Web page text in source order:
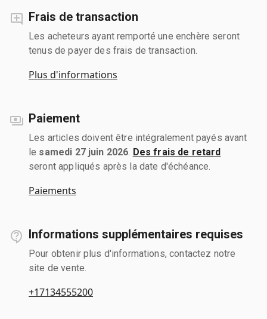
Frais de transaction
Les acheteurs ayant remporté une enchère seront
tenus de payer des frais de transaction.
Plus d'informations
Paiement
Les articles doivent être intégralement payés avant
le samedi 27 juin 2026 Des frais de retard
seront appliqués après la date d'échéance.
Paiements
Informations supplémentaires requises
Pour obtenir plus d'informations, contactez notre
site de vente.
+17134555200